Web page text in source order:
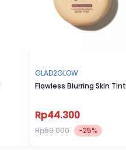
GLAD2GLOW
Flawless Blurring Skin Tint
Rp44.300
Rp59.000 -25%